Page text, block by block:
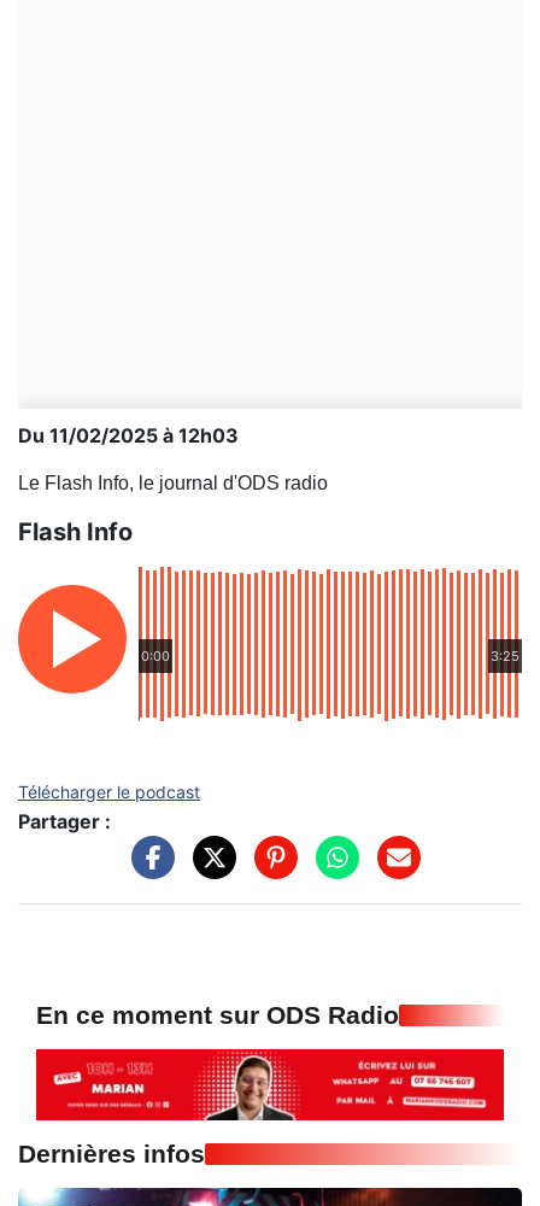
Du 11/02/2025 à 12h03
Le Flash Info, le journal d'ODS radio
Flash Info
0:00 3:25
Télécharger le podcast
Partager :
En ce moment sur ODS Radio
Dernières infos